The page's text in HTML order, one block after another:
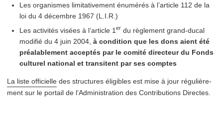
Les organismes lim­i­ta­tive­ment énumérés à l’article 112 de la
loi du 4 décembre 1967 (L.I.R.)
Les activités visées à l’article 1 er du règlement grand-ducal
modifié du 4 juin 2004, à condition que les dons aient été
préal­able­ment acceptés par le comité directeur du Fonds
culturel national et transitent par ses comptes
La liste officielle des structures éligibles est mise à jour régulière­
ment sur le portail de l’Administration des Contributions Directes.